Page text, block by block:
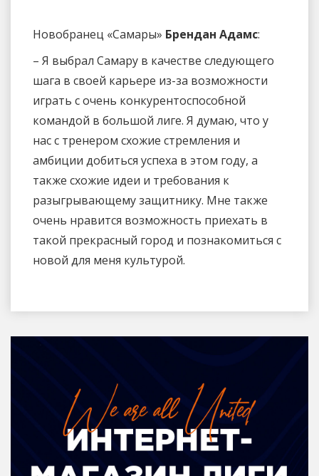
Новобранец «Самары» Брендан Адамс:
– Я выбрал Самару в качестве следующего
шага в своей карьере из-за возможности
играть с очень конкурентоспособной
командой в большой лиге. Я думаю, что у
нас с тренером схожие стремления и
амбиции добиться успеха в этом году, а
также схожие идеи и требования к
разыгрывающему защитнику. Мне также
очень нравится возможность приехать в
такой прекрасный город и познакомиться с
новой для меня культурой.